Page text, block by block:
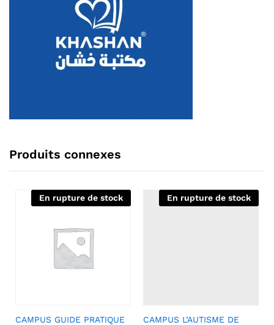
Produits connexes
En rupture de stock
CAMPUS GUIDE PRATIQUE
En rupture de stock
CAMPUS L’AUTISME DE